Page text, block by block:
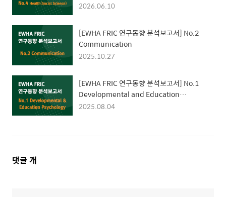
2026.06.10
[EWHA FRIC 연구동향 분석보고서] No.2
Communication
2025.10.27
[EWHA FRIC 연구동향 분석보고서] No.1
Developmental and Education
Psychology
2025.08.04
댓
댓글 개